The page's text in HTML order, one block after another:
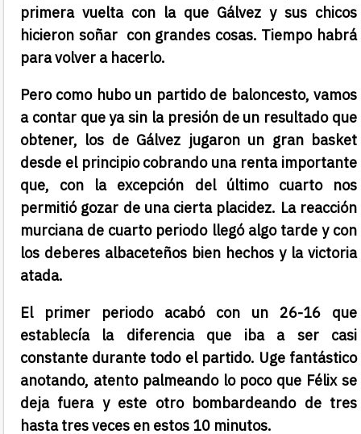
primera vuelta con la que Gálvez y sus chicos
hicieron soñar con grandes cosas. Tiempo habrá
para volver a hacerlo.
Pero como hubo un partido de baloncesto, vamos
a contar que ya sin la presión de un resultado que
obtener, los de Gálvez jugaron un gran basket
desde el principio cobrando una renta importante
que, con la excepción del último cuarto nos
permitió gozar de una cierta placidez. La reacción
murciana de cuarto periodo llegó algo tarde y con
los deberes albaceteños bien hechos y la victoria
atada.
El primer periodo acabó con un 26-16 que
establecía la diferencia que iba a ser casi
constante durante todo el partido. Uge fantástico
anotando, atento palmeando lo poco que Félix se
deja fuera y este otro bombardeando de tres
hasta tres veces en estos 10 minutos.